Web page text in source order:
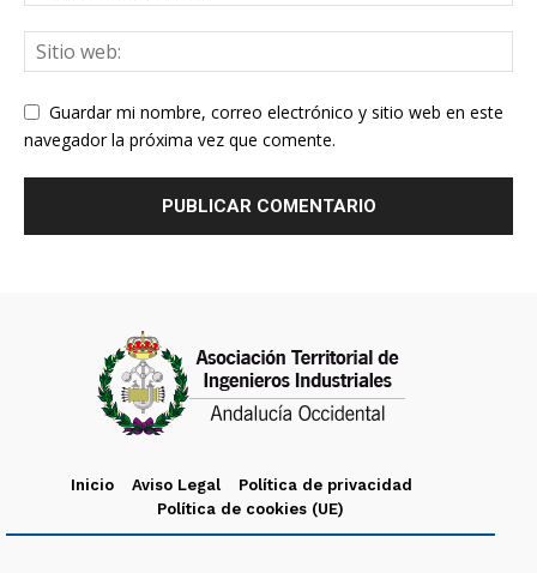
Guardar mi nombre, correo electrónico y sitio web en este
navegador la próxima vez que comente.
Inicio Aviso Legal
Política de privacidad
Política de cookies (UE)